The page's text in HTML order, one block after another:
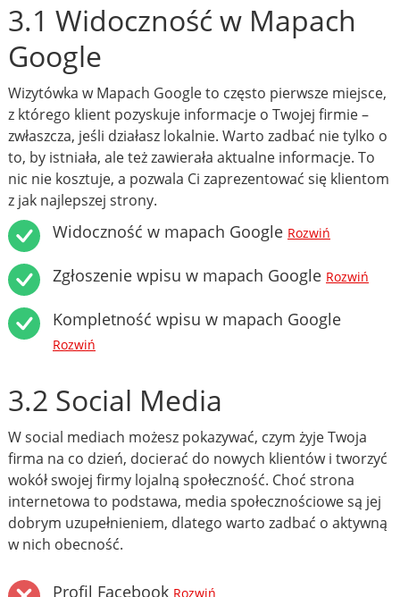
3.1 Widoczność w Mapach
Google
Wizytówka w Mapach Google to często pierwsze miejsce,
z którego klient pozyskuje informacje o Twojej firmie –
zwłaszcza, jeśli działasz lokalnie. Warto zadbać nie tylko o
to, by istniała, ale też zawierała aktualne informacje. To
nic nie kosztuje, a pozwala Ci zaprezentować się klientom
z jak najlepszej strony.
Widoczność w mapach Google Rozwiń
Zgłoszenie wpisu w mapach Google Rozwiń
Kompletność wpisu w mapach Google
Rozwiń
3.2 Social Media
W social mediach możesz pokazywać, czym żyje Twoja
firma na co dzień, docierać do nowych klientów i tworzyć
wokół swojej firmy lojalną społeczność. Choć strona
internetowa to podstawa, media społecznościowe są jej
dobrym uzupełnieniem, dlatego warto zadbać o aktywną
w nich obecność.
Profil Facebook